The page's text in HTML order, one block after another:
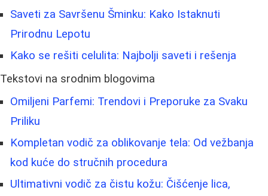
Saveti za Savršenu Šminku: Kako Istaknuti
Prirodnu Lepotu
Kako se rešiti celulita: Najbolji saveti i rešenja
Tekstovi na srodnim blogovima
Omiljeni Parfemi: Trendovi i Preporuke za Svaku
Priliku
Kompletan vodič za oblikovanje tela: Od vežbanja
kod kuće do stručnih procedura
Ultimativni vodič za čistu kožu: Čišćenje lica,